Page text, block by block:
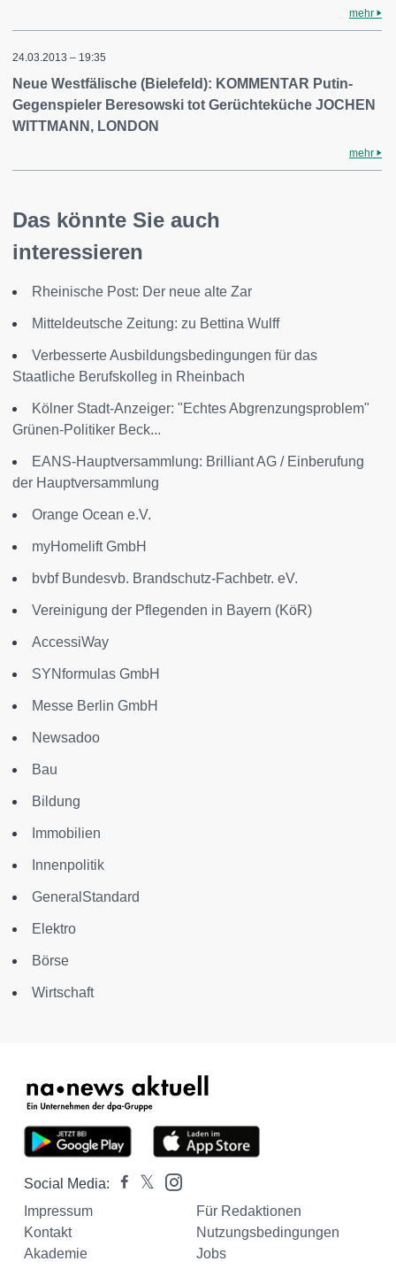
mehr
24.03.2013 – 19:35
Neue Westfälische (Bielefeld): KOMMENTAR Putin-
Gegenspieler Beresowski tot Gerüchteküche JOCHEN
WITTMANN, LONDON
mehr
Das könnte Sie auch
interessieren
Rheinische Post: Der neue alte Zar
Mitteldeutsche Zeitung: zu Bettina Wulff
Verbesserte Ausbildungsbedingungen für das
Staatliche Berufskolleg in Rheinbach
Kölner Stadt-Anzeiger: "Echtes Abgrenzungsproblem"
Grünen-Politiker Beck...
EANS-Hauptversammlung: Brilliant AG / Einberufung
der Hauptversammlung
Orange Ocean e.V.
myHomelift GmbH
bvbf Bundesvb. Brandschutz-Fachbetr. eV.
Vereinigung der Pflegenden in Bayern (KöR)
AccessiWay
SYNformulas GmbH
Messe Berlin GmbH
Newsadoo
Bau
Bildung
Immobilien
Innenpolitik
GeneralStandard
Elektro
Börse
Wirtschaft
Social Media:
Impressum
Für Redaktionen
Kontakt
Nutzungsbedingungen
Akademie
Jobs